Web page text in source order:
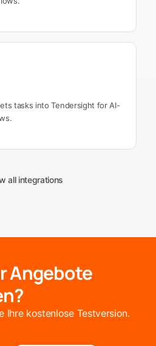
tasks into Tendersight for AI-
all integrations
Angebote
Ihre kostenlose Testversion.